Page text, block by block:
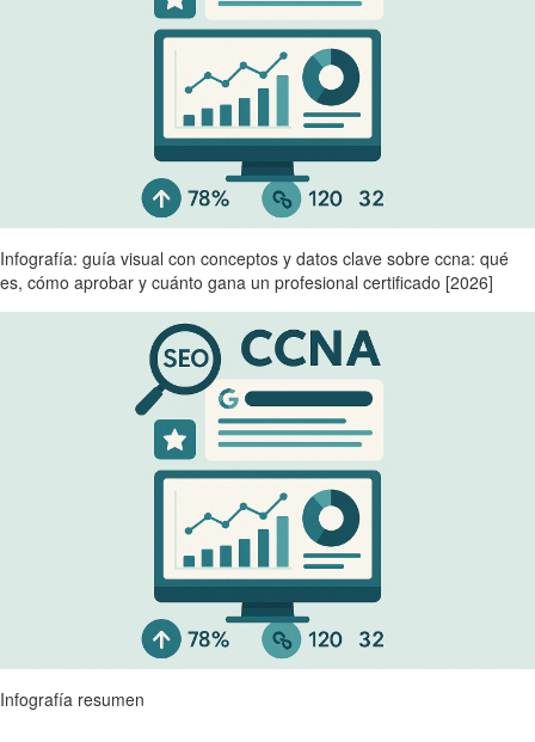
Infografía: guía visual con conceptos y datos clave sobre ccna: qué
es, cómo aprobar y cuánto gana un profesional certificado [2026]
Infografía resumen